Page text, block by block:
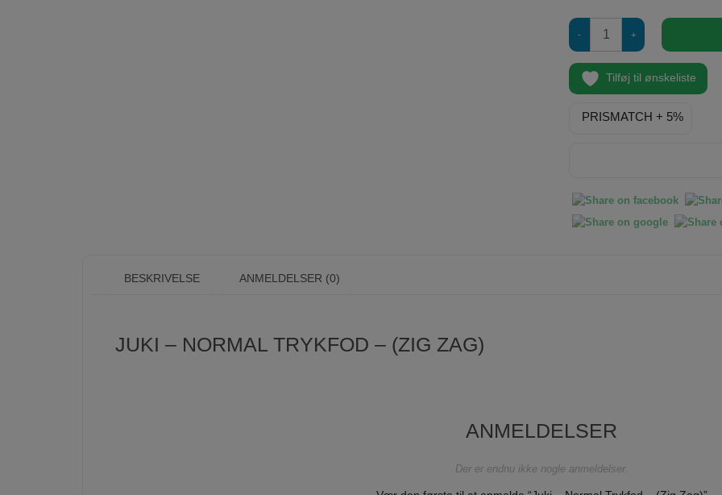
Trykfod
-
(Zig
Tilføj til ønskeliste
PRISMATCH + 5%
BESKRIVELSE ANMELDELSER (0)
JUKI – NORMAL TRYKFOD – (ZIG ZAG)
ANMELDELSER
Der er endnu ikke nogle anmeldelser.